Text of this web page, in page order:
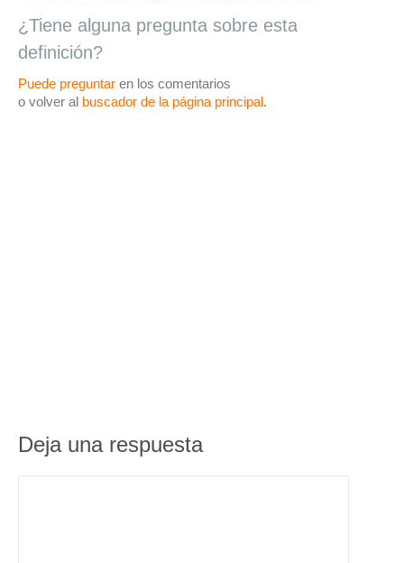
¿Tiene alguna pregunta sobre esta
definición?
Puede preguntar en los comentarios
o volver al buscador de la página principal.
Deja una respuesta